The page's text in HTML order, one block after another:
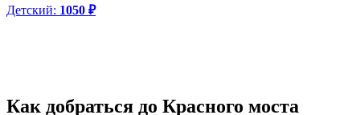
Детский: 1050 ₽
Как добраться до Красного моста